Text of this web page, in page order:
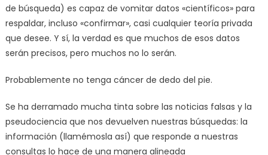
de búsqueda) es capaz de vomitar datos «científicos» para
respaldar, incluso «confirmar», casi cualquier teoría privada
que desee. Y sí, la verdad es que muchos de esos datos
serán precisos, pero muchos no lo serán.
Probablemente no tenga cáncer de dedo del pie.
Se ha derramado mucha tinta sobre las noticias falsas y la
pseudociencia que nos devuelven nuestras búsquedas: la
información (llamémosla así) que responde a nuestras
consultas lo hace de una manera alineada